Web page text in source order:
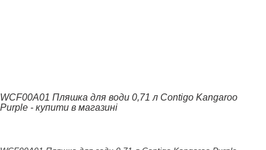
WCF00A01 Пляшка для води 0,71 л Contigo Kangaroo
Purple - купити в магазині